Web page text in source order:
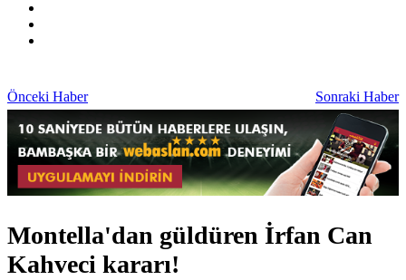
Önceki Haber Sonraki Haber
Montella'dan güldüren İrfan Can
Kahveci kararı!